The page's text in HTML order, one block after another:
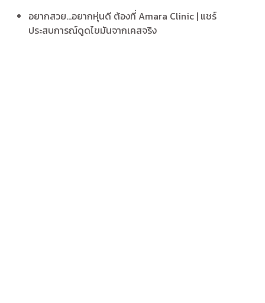
อยากสวย...อยากหุ่นดี ต้องที่ Amara Clinic | แชร์
ประสบการณ์ดูดไขมันจากเคสจริง